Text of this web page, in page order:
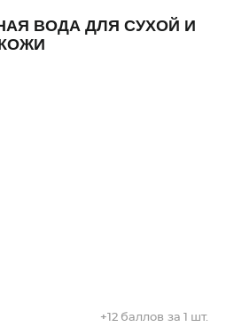
ВОДА ДЛЯ СУХОЙ И
+12 баллов за 1 шт.